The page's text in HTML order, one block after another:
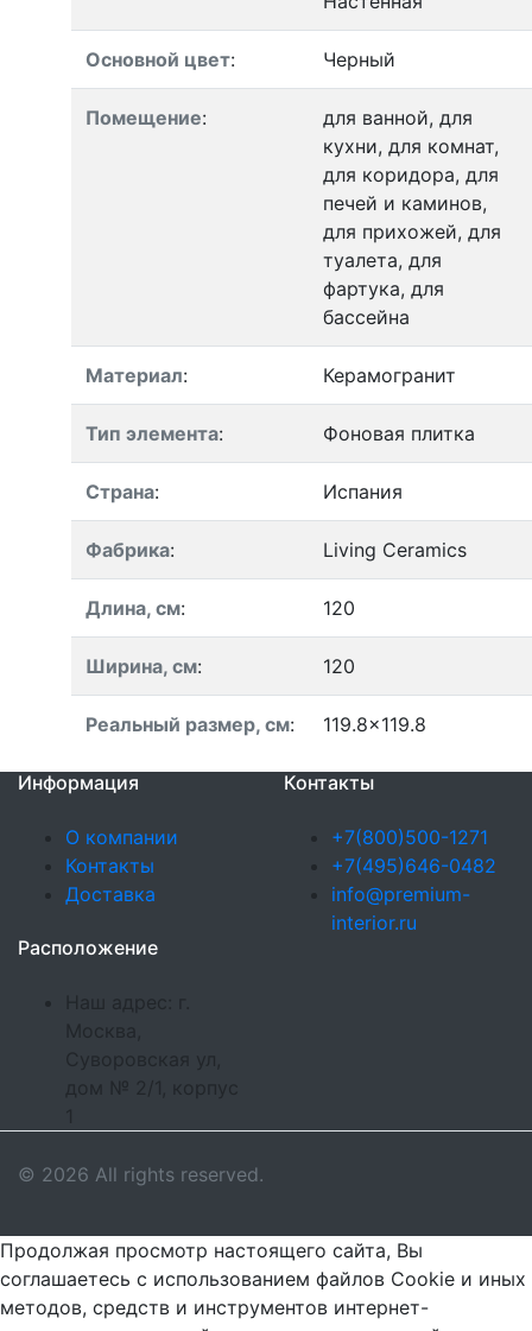
Основной цвет: Черный
Помещение:
для ванной, для
кухни, для комнат,
для коридора, для
печей и каминов,
для прихожей, для
туалета, для
фартука, для
бассейна
Материал: Керамогранит
Тип элемента: Фоновая плитка
Страна: Испания
Фабрика: Living Ceramics
Длина, см: 120
Ширина, см: 120
Реальный размер, см: 119.8x119.8
Информация
О компании
Контакты
Доставка
Контакты
+7(800)500-1271
+7(495)646-0482
info@premium-
interior.ru
Расположение
Наш адрес: г.
Москва,
Суворовская ул,
дом № 2/1, корпус
© 2026 All rights reserved.
Продолжая просмотр настоящего сайта, Вы
соглашаетесь с использованием файлов Cookie и иных
методов, средств и инструментов интернет-